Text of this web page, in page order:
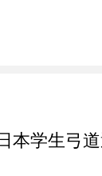
本学生弓